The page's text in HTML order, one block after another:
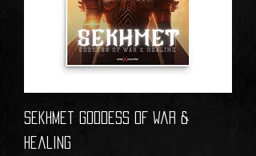
Sekhmet Goddess of War &
Healing